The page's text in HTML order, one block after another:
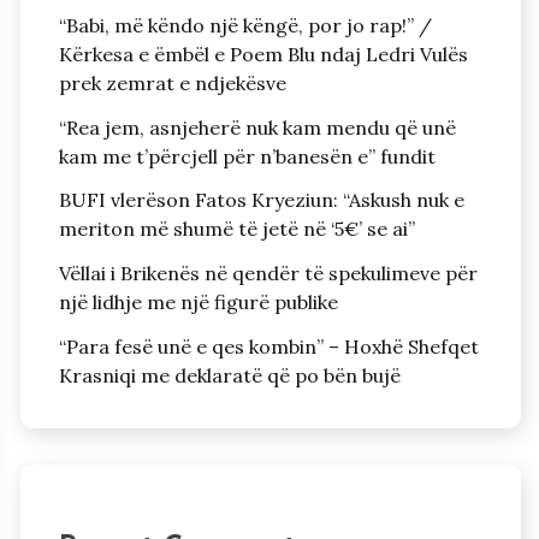
“Babi, më këndo një këngë, por jo rap!” /
Kërkesa e ëmbël e Poem Blu ndaj Ledri Vulës
prek zemrat e ndjekësve
“Rea jem, asnjeherë nuk kam mendu që unë
kam me t’përcjell për n’banesën e” fundit
BUFI vlerëson Fatos Kryeziun: “Askush nuk e
meriton më shumë të jetë në ‘5€’ se ai”
Vëllai i Brikenës në qendër të spekulimeve për
një lidhje me një figurë publike
“Para fesë unë e qes kombin” – Hoxhë Shefqet
Krasniqi me deklaratë që po bën bujë